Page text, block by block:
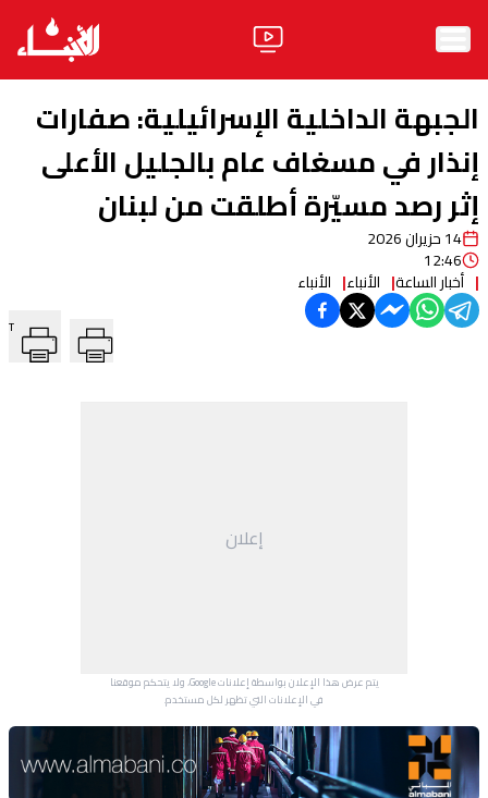
الأخبار
آراء
فيديو
مواقف
وليد جنبلاط
الجبهة الداخلية الإسرائيلية: صفارات
إنذار في مسغاف عام بالجليل الأعلى
إثر رصد مسيّرة أطلقت من ⁧‫لبنان‬⁩
14 حزيران 2026
12:46
أخبار الساعة الأنباء الأنباء
T
إعلان
يتم عرض هذا الإعلان بواسطة إعلانات Google، ولا يتحكم موقعنا
في الإعلانات التي تظهر لكل مستخدم.
Advertisement Section